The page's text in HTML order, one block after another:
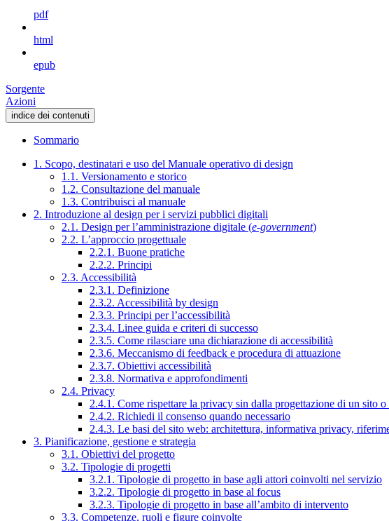
pdf
html
epub
Sorgente
Azioni
indice dei contenuti
Sommario
1. Scopo, destinatari e uso del Manuale operativo di design
1.1. Versionamento e storico
1.2. Consultazione del manuale
1.3. Contribuisci al manuale
2. Introduzione al design per i servizi pubblici digitali
2.1. Design per l’amministrazione digitale (e-government)
2.2. L’approccio progettuale
2.2.1. Buone pratiche
2.2.2. Principi
2.3. Accessibilità
2.3.1. Definizione
2.3.2. Accessibilità by design
2.3.3. Principi per l’accessibilità
2.3.4. Linee guida e criteri di successo
2.3.5. Come rilasciare una dichiarazione di accessibilità
2.3.6. Meccanismo di feedback e procedura di attuazione
2.3.7. Obiettivi accessibilità
2.3.8. Normativa e approfondimenti
2.4. Privacy
2.4.1. Come rispettare la privacy sin dalla progettazione di un sito
2.4.2. Richiedi il consenso quando necessario
2.4.3. Le basi del sito web: architettura, informativa privacy,
3. Pianificazione, gestione e strategia
3.1. Obiettivi del progetto
3.2. Tipologie di progetti
3.2.1. Tipologie di progetto in base agli attori coinvolti nel servizio
3.2.2. Tipologie di progetto in base al focus
3.2.3. Tipologie di progetto in base all’ambito di intervento
3.3. Competenze, ruoli e figure coinvolte